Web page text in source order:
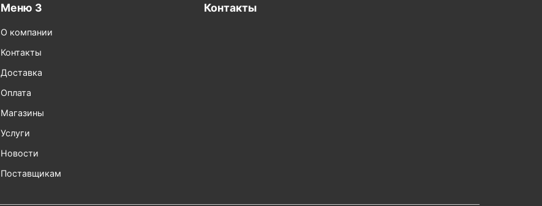
Меню 3
О компании
Контакты
Доставка
Оплата
Магазины
Услуги
Новости
Поставщикам
Контакты